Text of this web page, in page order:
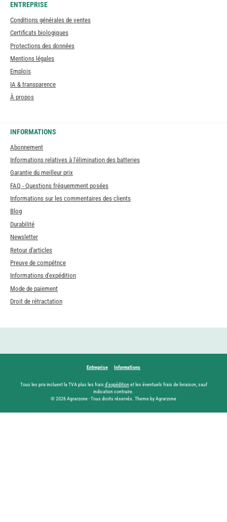
ENTREPRISE
Conditions générales de ventes
Certificats biologiques
Protections des données
Mentions légales
Emplois
IA & transparence
À propos
INFORMATIONS
Abonnement
Informations relatives à l'élimination des batteries
Garantie du meilleur prix
FAQ - Questions fréquemment posées
Informations sur les commentaires des clients
Blog
Durabilité
Newsletter
Retour d'articles
Preuve de compétnce
Informations d'expédition
Mode de paiement
Droit de rétractation
Entreprise Informations
Tous les prix incluent la TVA plus les frais d'expéditionet les éventuels frais de livraison, sauf
indication contraire.
© 2026 Agrarzone - Tous droits réservés. Theme by Agrarzone